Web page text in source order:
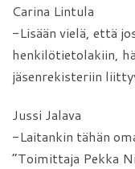
Carina Lintula
-Lisään vielä, että
henkilötietolakiin,
jäsenrekisteriin
Jussi Jalava
-Laitankin tähän
”Toimittaja Pekka